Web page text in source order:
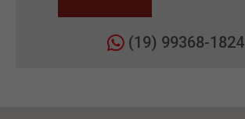
(19) 99368-1824